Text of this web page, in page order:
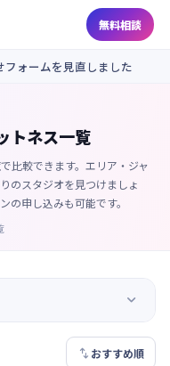
無料相談
ォームを見直しました
トネス一覧
比較できます。エリア・ジャ
のスタジオを見つけましょ
の申し込みも可能です。

 おすすめ順